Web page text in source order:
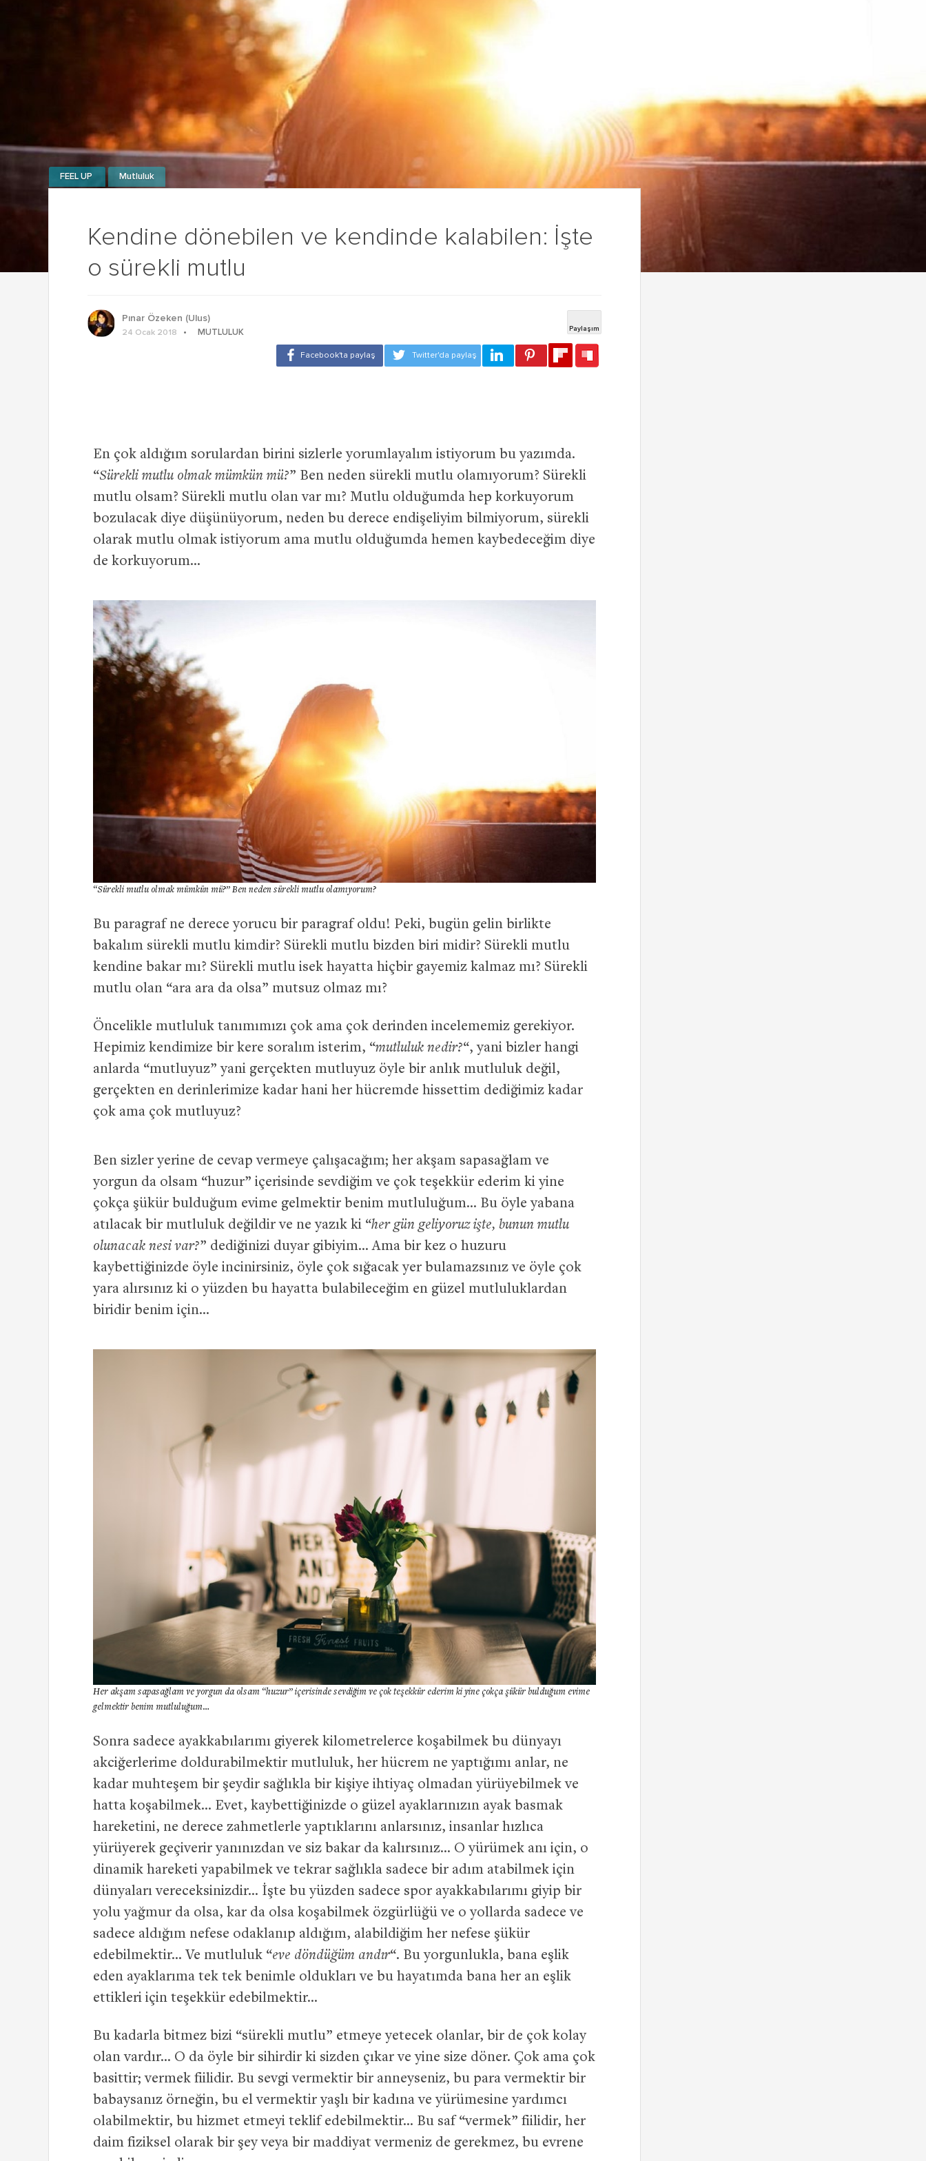
Kendine dönebilen ve kendinde kalabilen: İşte
o sürekli mutlu
FEEL UP Mutluluk
Pınar Özeken (Ulus)
24 Ocak 2018 MUTLULUK
En çok aldığım sorulardan birini sizlerle yorumlayalım istiyorum bu yazımda.
“Sürekli mutlu olmak mümkün mü?” Ben neden sürekli mutlu olamıyorum? Sürekli
mutlu olsam? Sürekli mutlu olan var mı? Mutlu olduğumda hep korkuyorum
bozulacak diye düşünüyorum, neden bu derece endişeliyim bilmiyorum, sürekli
olarak mutlu olmak istiyorum ama mutlu olduğumda hemen kaybedeceğim diye
de korkuyorum…
“Sürekli mutlu olmak mümkün mü?” Ben neden sürekli mutlu olamıyorum?
Bu paragraf ne derece yorucu bir paragraf oldu! Peki, bugün gelin birlikte
bakalım sürekli mutlu kimdir? Sürekli mutlu bizden biri midir? Sürekli mutlu
kendine bakar mı? Sürekli mutlu isek hayatta hiçbir gayemiz kalmaz mı? Sürekli
mutlu olan “ara ara da olsa” mutsuz olmaz mı?
Öncelikle mutluluk tanımımızı çok ama çok derinden incelememiz gerekiyor.
Hepimiz kendimize bir kere soralım isterim, “mutluluk nedir?“, yani bizler hangi
anlarda “mutluyuz” yani gerçekten mutluyuz öyle bir anlık mutluluk değil,
gerçekten en derinlerimize kadar hani her hücremde hissettim dediğimiz kadar
çok ama çok mutluyuz?
Ben sizler yerine de cevap vermeye çalışacağım; her akşam sapasağlam ve
yorgun da olsam “huzur” içerisinde sevdiğim ve çok teşekkür ederim ki yine
çokça şükür bulduğum evime gelmektir benim mutluluğum… Bu öyle yabana
atılacak bir mutluluk değildir ve ne yazık ki “her gün geliyoruz işte, bunun mutlu
olunacak nesi var?” dediğinizi duyar gibiyim… Ama bir kez o huzuru
kaybettiğinizde öyle incinirsiniz, öyle çok sığacak yer bulamazsınız ve öyle çok
yara alırsınız ki o yüzden bu hayatta bulabileceğim en güzel mutluluklardan
biridir benim için…
Her akşam sapasağlam ve yorgun da olsam “huzur” içerisinde sevdiğim ve çok teşekkür ederim ki yine çokça şükür bulduğum evime
gelmektir benim mutluluğum…
Sonra sadece ayakkabılarımı giyerek kilometrelerce koşabilmek bu dünyayı
akciğerlerime doldurabilmektir mutluluk, her hücrem ne yaptığımı anlar, ne
kadar muhteşem bir şeydir sağlıkla bir kişiye ihtiyaç olmadan yürüyebilmek ve
hatta koşabilmek… Evet, kaybettiğinizde o güzel ayaklarınızın ayak basmak
hareketini, ne derece zahmetlerle yaptıklarını anlarsınız, insanlar hızlıca
yürüyerek geçiverir yanınızdan ve siz bakar da kalırsınız… O yürümek anı için, o
dinamik hareketi yapabilmek ve tekrar sağlıkla sadece bir adım atabilmek için
dünyaları vereceksinizdir… İşte bu yüzden sadece spor ayakkabılarımı giyip bir
yolu yağmur da olsa, kar da olsa koşabilmek özgürlüğü ve o yollarda sadece ve
sadece aldığım nefese odaklanıp aldığım, alabildiğim her nefese şükür
edebilmektir… Ve mutluluk “eve döndüğüm andır“. Bu yorgunlukla, bana eşlik
eden ayaklarıma tek tek benimle oldukları ve bu hayatımda bana her an eşlik
ettikleri için teşekkür edebilmektir…
Bu kadarla bitmez bizi “sürekli mutlu” etmeye yetecek olanlar, bir de çok kolay
olan vardır… O da öyle bir sihirdir ki sizden çıkar ve yine size döner. Çok ama çok
basittir; vermek fiilidir. Bu sevgi vermektir bir anneyseniz, bu para vermektir bir
babaysanız örneğin, bu el vermektir yaşlı bir kadına ve yürümesine yardımcı
olabilmektir, bu hizmet etmeyi teklif edebilmektir… Bu saf “vermek” fiilidir, her
daim fiziksel olarak bir şey veya bir maddiyat vermeniz de gerekmez, bu evrene